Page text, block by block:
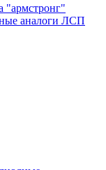
"армстронг"
аналоги ЛСП